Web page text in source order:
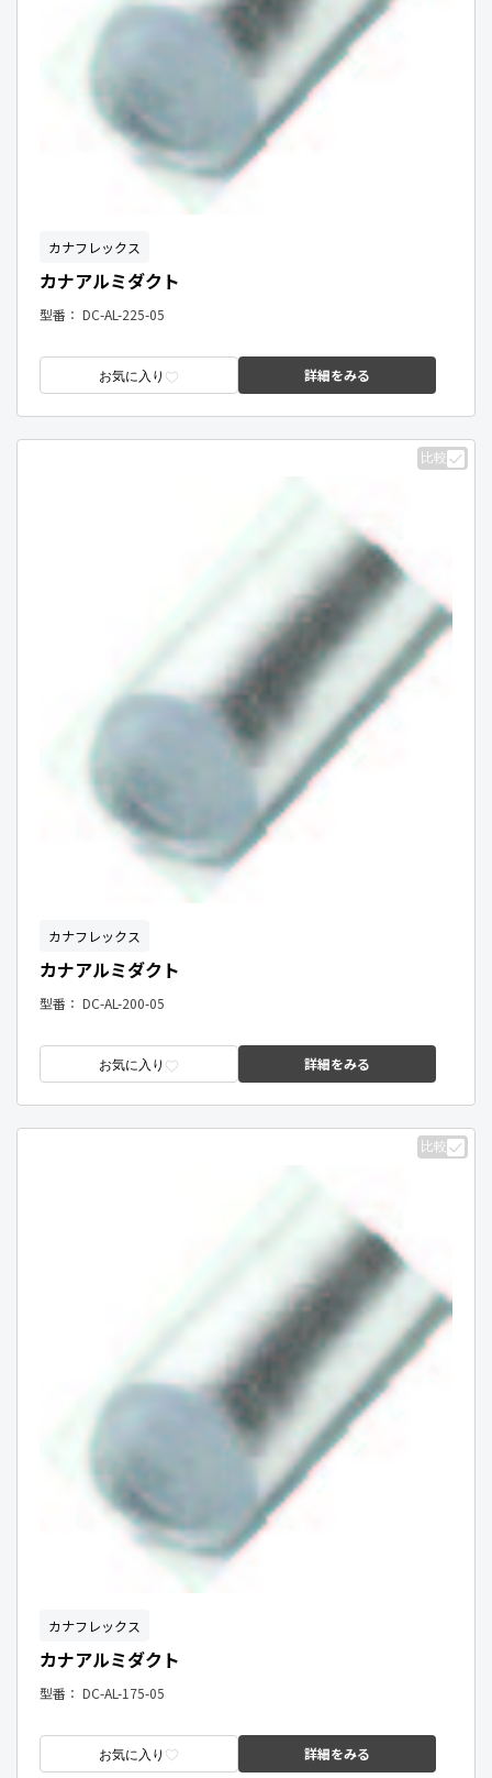
カナフレックス
カナアルミダクト
型番： DC-AL-225-05
お気に入り 詳細をみる
比較
カナフレックス
カナアルミダクト
型番： DC-AL-200-05
お気に入り 詳細をみる
比較
カナフレックス
カナアルミダクト
型番： DC-AL-175-05
お気に入り 詳細をみる